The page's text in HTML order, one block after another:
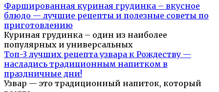
Фаршированная куриная грудинка – вкусное
блюдо — лучшие рецепты и полезные советы по
приготовлению
Куриная грудинка – один из наиболее
популярных и универсальных
Топ-3 лучших рецепта узвара к Рождеству —
насладись традиционным напитком в
праздничные дни!
Узвар — это традиционный напиток, который